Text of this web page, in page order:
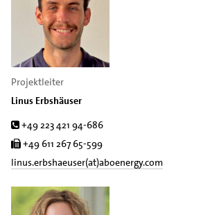
Projektleiter
Linus Erbshäuser
Tel.
+49 223 421 94-686
Fax
+49 611 267 65-599
linus.erbshaeuser(at)aboenergy.com